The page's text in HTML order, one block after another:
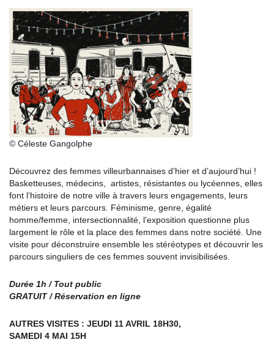
© Céleste Gangolphe
Découvrez des femmes villeurbannaises d’hier et d’aujourd’hui !
Basketteuses, médecins, artistes, résistantes ou lycéennes, elles
font l’histoire de notre ville à travers leurs engagements, leurs
métiers et leurs parcours. Féminisme, genre, égalité
homme/femme, intersectionnalité, l’exposition questionne plus
largement le rôle et la place des femmes dans notre société. Une
visite pour déconstruire ensemble les stéréotypes et découvrir les
parcours singuliers de ces femmes souvent invisibilisées.
Durée 1h / Tout public
GRATUIT / Réservation en ligne
AUTRES VISITES : JEUDI 11 AVRIL 18H30,
SAMEDI 4 MAI 15H